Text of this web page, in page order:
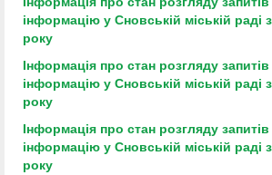
інформацію у Сновській міській раді
року
Інформація про стан розгляду
інформацію у Сновській міській раді
року
Інформація про стан розгляду
інформацію у Сновській міській раді
року